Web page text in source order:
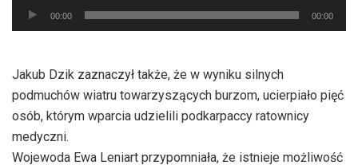
Odtwarzacz
plików
00:00 00:00
Jakub Dzik zaznaczył także, że w wyniku silnych
podmuchów wiatru towarzyszących burzom, ucierpiało pięć
osób, którym wparcia udzielili podkarpaccy ratownicy
medyczni.
Wojewoda Ewa Leniart przypomniała, że istnieje możliwość